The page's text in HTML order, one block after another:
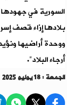
السورية في جهودها
بلادها إزاء قصف
ووحدة أراضيها
أرجاء البلاد".
الجمعة : 18 يوليو 2025